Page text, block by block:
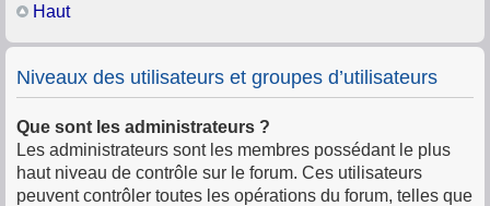
Haut
Niveaux des utilisateurs et groupes d’utilisateurs
Que sont les administrateurs ?
Les administrateurs sont les membres possédant le plus
haut niveau de contrôle sur le forum. Ces utilisateurs
peuvent contrôler toutes les opérations du forum, telles que